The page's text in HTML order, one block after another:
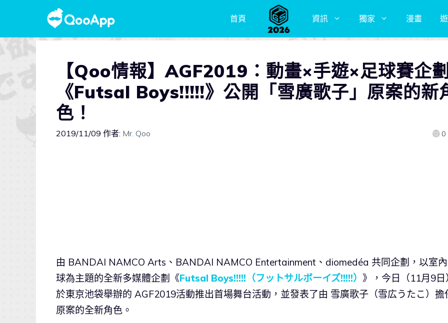
首頁 資訊 獨家 漫畫
【Qoo情報】AGF2019：動畫×手遊×足球賽企
《Futsal Boys!!!!!》公開「雪廣歌子」原案的新
色！
2019/11/09 作者: Mr. Qoo 0
由 BANDAI NAMCO Arts、BANDAI NAMCO Entertainment、diomedéa 共同企劃，以室
球為主題的全新多媒體企劃《Futsal Boys!!!!!（フットサルボーイズ!!!!!） 》，今日（11月9日
於東京池袋舉辦的 AGF2019活動推出首場舞台活動，並發表了由 雪廣歌子（雪広うたこ）擔
原案的全新角色。